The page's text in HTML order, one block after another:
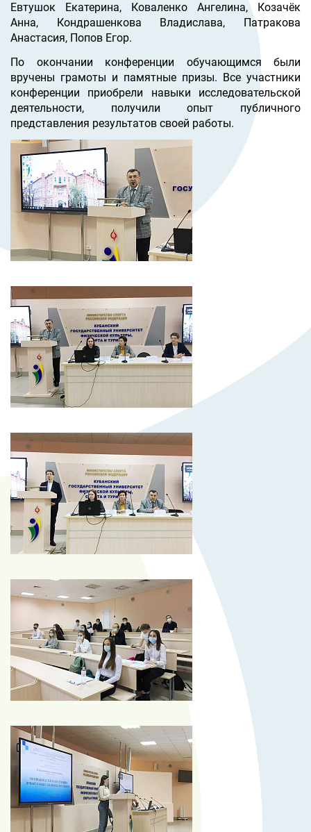
Евтушок Екатерина, Коваленко Ангелина, Козачёк
Анна, Кондрашенкова Владислава, Патракова
Анастасия, Попов Егор.
По окончании конференции обучающимся были
вручены грамоты и памятные призы. Все участники
конференции приобрели навыки исследовательской
деятельности, получили опыт публичного
представления результатов своей работы.